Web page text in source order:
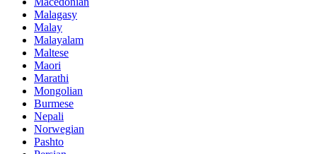
Malagasy
Malay
Malayalam
Maltese
Maori
Marathi
Mongolian
Burmese
Nepali
Norwegian
Pashto